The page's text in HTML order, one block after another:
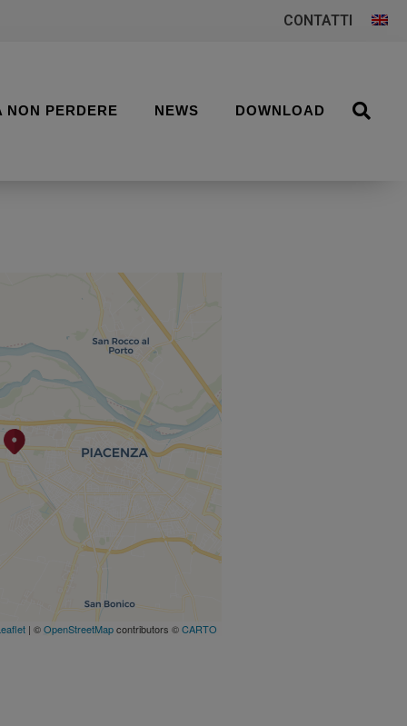
CONTATTI
NON PERDERE NEWS DOWNLOAD
| ©OpenStreetMapcontributors ©CARTO